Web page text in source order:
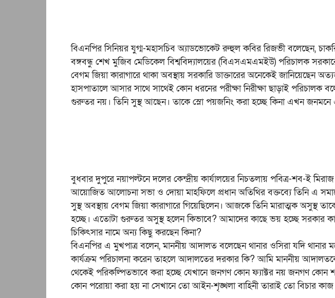
বিএনপির সিনিয়র যুগ্ম-মহাসচিব অ্যাডভোকেট রুহুল কবির রিজভী বলেছেন,
বঙ্গবন্ধু শেখ মুজিব মেডিকেল বিশ্ববিদ্যালয়ের (বিএসএমএমইউ) পরিচালক
বেগম জিয়া কারাগারে থাকা অবস্থায় সরকারি ডাক্তারের অনেকেই জানিয়েছেন
হাসপাতালে আসার সাথে সাথেই কোন ধরনের পরীক্ষা নিরীক্ষা ছাড়াই পরিচালক
গুরুতর নয়। তিনি সুস্থ আছেন। তাকে স্লো পয়জনিং করা হচ্ছে কিনা এখন জনমনে
বুধবার দুপুরে নয়াপল্টনে দলের কেন্দ্রীয় কার্যালয়ের নিচতলায় পবিত্র-শব-ই
আয়োজিত আলোচনা সভা ও দোয়া মাহফিলে প্রধান অতিথির বক্তব্যে তিনি এ
সুস্থ অবস্থায় বেগম জিয়া কারাগারে গিয়েছিলেন। আজকে তিনি মারাত্মক অসুস্থ
হচ্ছে। এতোটা গুরুতর অসুস্থ হলেন কিভাবে? আমাদের কাছে ভয় হচ্ছে সরকার
চিকিৎসার নামে অন্য কিছু করছেন কিনা?
বিএনপির এ মুখপাত্র বলেন, মাননীয় আদালত বলেছেন থানার ওসিরা যদি থানার
কার্যক্রম পরিচালনা করেন তাহলে আদালতের দরকার কি? আমি মাননীয়
থেকেই পরিকল্পিতভাবে করা হচ্ছে যেখানে জনগণ কোন ফ্যাক্টর নয় জনগণ কোন
কোন পরোয়া করা হয় না সেখানে তো আইন-শৃঙ্খলা বাহিনী তারাই তো বিচার কাজ